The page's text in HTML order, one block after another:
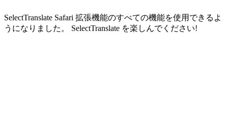
SelectTranslate Safari 拡張機能のすべての機能を使用できるよ
うになりました。 SelectTranslate を楽しんでください!